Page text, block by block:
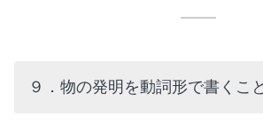
９．物の発明を動詞形で書くこ